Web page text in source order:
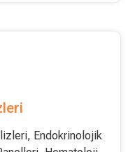
Endokrinolojik